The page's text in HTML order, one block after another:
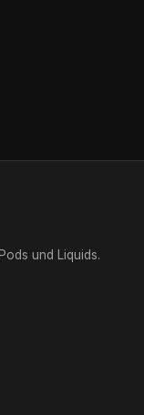
und Liquids.